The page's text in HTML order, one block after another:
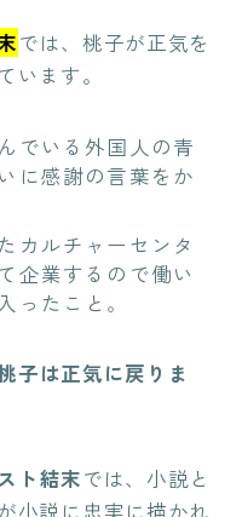
では、桃子が正気を
います。
でいる外国人の青
に感謝の言葉をか
カルチャーセンタ
企業するので働い
ったこと。
子は正気に戻りま
ト結末では、小説と
小説に忠実に描かれ